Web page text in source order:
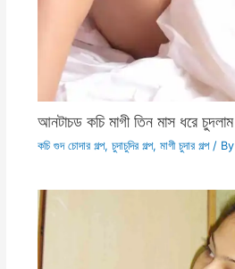
আনটাচড কচি মাগী তিন মাস ধরে চুদলাম
কচি গুদ চোদার গল্প, চুদাচুদির গল্প, মাগী চুদার গল্প/ By